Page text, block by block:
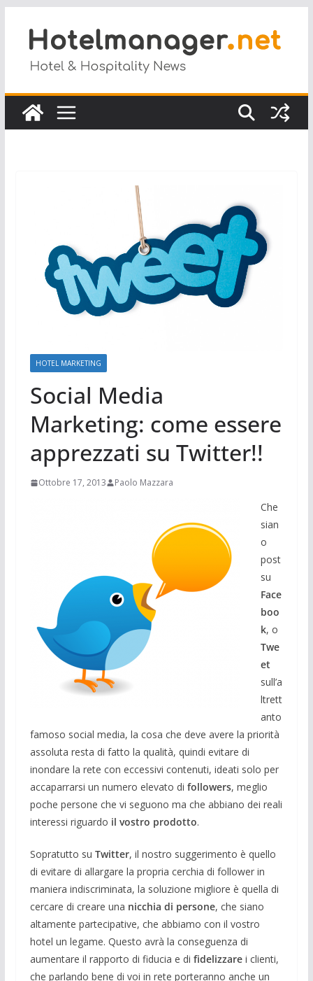
HOTEL MARKETING
Social Media
Marketing: come essere
apprezzati su Twitter!!
Ottobre 17, 2013 Paolo Mazzara
Che
sian
o
post
su
Face
boo
k, o
Twe
et
sull’a
ltrett
anto
famoso social media, la cosa che deve avere la priorità
assoluta resta di fatto la qualità, quindi evitare di
inondare la rete con eccessivi contenuti, ideati solo per
accaparrarsi un numero elevato di followers, meglio
poche persone che vi seguono ma che abbiano dei reali
interessi riguardo il vostro prodotto.
Sopratutto su Twitter, il nostro suggerimento è quello
di evitare di allargare la propria cerchia di follower in
maniera indiscriminata, la soluzione migliore è quella di
cercare di creare una nicchia di persone, che siano
altamente partecipative, che abbiamo con il vostro
hotel un legame. Questo avrà la conseguenza di
aumentare il rapporto di fiducia e di fidelizzarei clienti,
che parlando bene di voi in rete porteranno anche un